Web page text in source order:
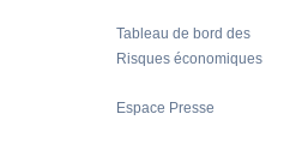
Tableau de bord des
Risques économiques
Espace Presse